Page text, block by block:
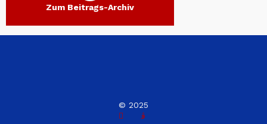
Zum Beitrags-Archiv
© 2025